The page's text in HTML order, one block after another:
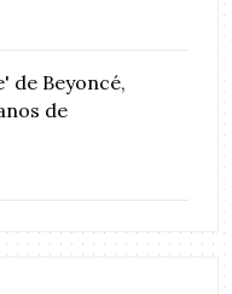
de Beyoncé,
de